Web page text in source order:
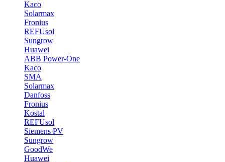
Kaco
Solarmax
Fronius
REFUsol
Sungrow
Huawei
ABB Power-One
Kaco
SMA
Solarmax
Danfoss
Fronius
Kostal
REFUsol
Siemens PV
Sungrow
GoodWe
Huawei